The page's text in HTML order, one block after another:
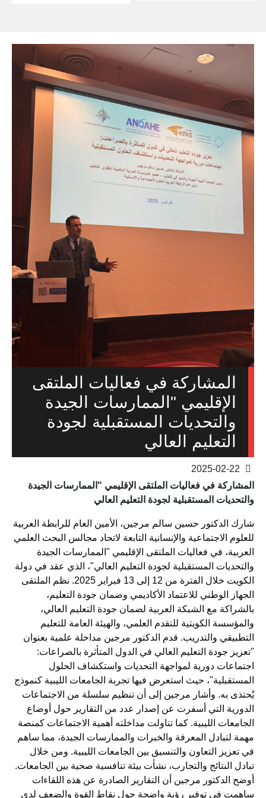
المشاركة في فعاليات الملتقى
الإقليمي "الممارسات الجيدة
والتحديات المستقبلية لجودة
التعليم العالي
المشاركة في فعاليات الملتقى الإقليمي "الممارسات الجيدة
والتحديات المستقبلية لجودة التعليم العالي
شارك الدكتور حسين سالم مرجين، الأمين العام للرابطة العربية
للعلوم الاجتماعية والإنسانية التابعة لاتحاد مجالس البحث العلمي
العربية، في فعاليات الملتقى الإقليمي "الممارسات الجيدة
والتحديات المستقبلية لجودة التعليم العالي"، الذي عقد في دولة
الكويت خلال الفترة من 12 إلى 13 فبراير 2025. نظم الملتقى
الجهاز الوطني للاعتماد الأكاديمي وضمان جودة التعليم،
بالشراكة مع الشبكة العربية لضمان جودة التعليم العالي،
والمؤسسة الكويتية للتقدم العلمي، والهيئة العامة للتعليم
التطبيقي والتدريب. قدم الدكتور مرجين مداخلة علمية بعنوان
"تعزيز جودة التعليم العالي في الدول المتأثرة بالصراعات:
اجتماعات دورية لمواجهة التحديات واستكشاف الحلول
المستقبلية"، حيث استعرض فيها تجربة الجامعات الليبية كنموذج
يُحتذى به. وأشار مرجين إلى أن تنظيم سلسلة من الاجتماعات
الدورية التي أسفرت عن إصدار عدد من التقارير حول أوضاع
الجامعات الليبية. كما تناولت مداخلته أهمية الاجتماعات كمنصة
مهمة لتبادل المعرفة والخبرات والممارسات الجيدة، مما ساهم
في تعزيز التعاون والتنسيق بين الجامعات الليبية. ومن خلال
تبادل النتائج والتجارب، نشأت بيئة تنافسية صحية بين الجامعات.
أوضح الدكتور مرجين أن التقارير الصادرة عن هذه اللقاءات
ساهمت في توفير رؤية واضحة حول نقاط القوة والضعف لدى